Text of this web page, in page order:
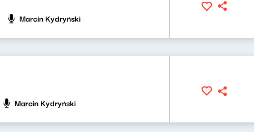
Marcin Kydryński
Marcin Kydryński